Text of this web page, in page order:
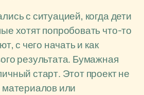
с ситуацией, когда дети
хотят попробовать что-то
с чего начать и как
результата. Бумажная
старт. Этот проект не
материалов или